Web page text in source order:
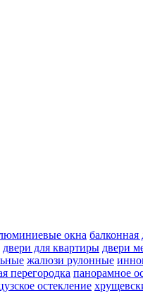
окна балконная
двери для квартиры двери
жалюзи рулонные
перегородка панорамное
остекление